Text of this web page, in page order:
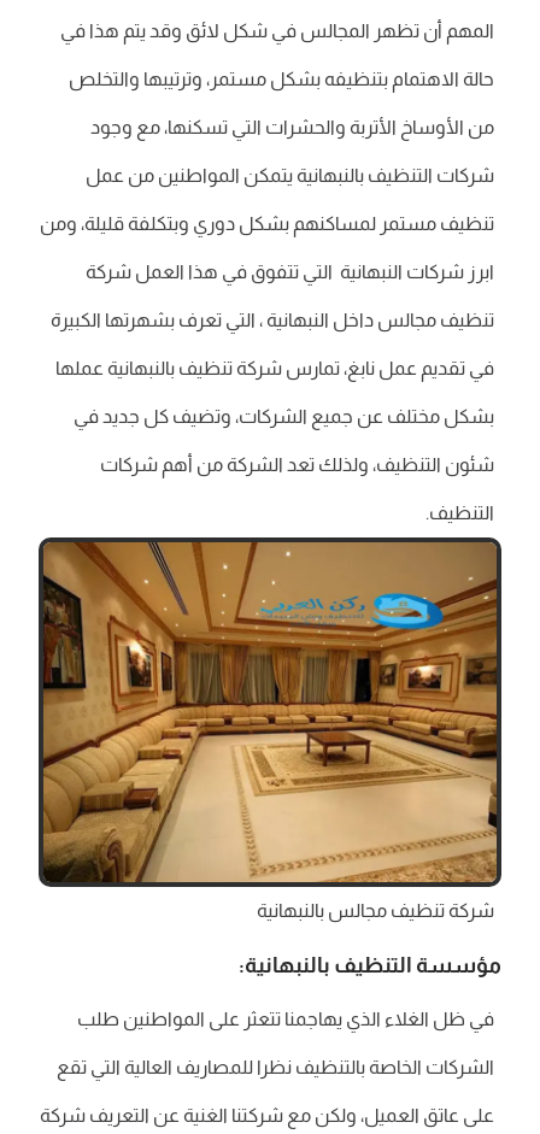
المهم أن تظهر المجالس في شكل لائق وقد يتم هذا في
حالة الاهتمام بتنظيفه بشكل مستمر، وترتيبها والتخلص
من الأوساخ الأتربة والحشرات التي تسكنها، مع وجود
شركات التنظيف بالنبهانية يتمكن المواطنين من عمل
تنظيف مستمر لمساكنهم بشكل دوري وبتكلفة قليلة، ومن
ابرز شركات النبهانية التي تتفوق في هذا العمل شركة
تنظيف مجالس داخل النبهانية ، التي تعرف بشهرتها الكبيرة
في تقديم عمل نابغ، تمارس شركة تنظيف بالنبهانية عملها
بشكل مختلف عن جميع الشركات، وتضيف كل جديد في
شئون التنظيف، ولذلك تعد الشركة من أهم شركات
التنظيف.
شركة تنظيف مجالس بالنبهانية
مؤسسة التنظيف بالنبهانية:
في ظل الغلاء الذي يهاجمنا تتعثر على المواطنين طلب
الشركات الخاصة بالتنظيف نظرا للمصاريف العالية التي تقع
على عاتق العميل، ولكن مع شركتنا الغنية عن التعريف شركة